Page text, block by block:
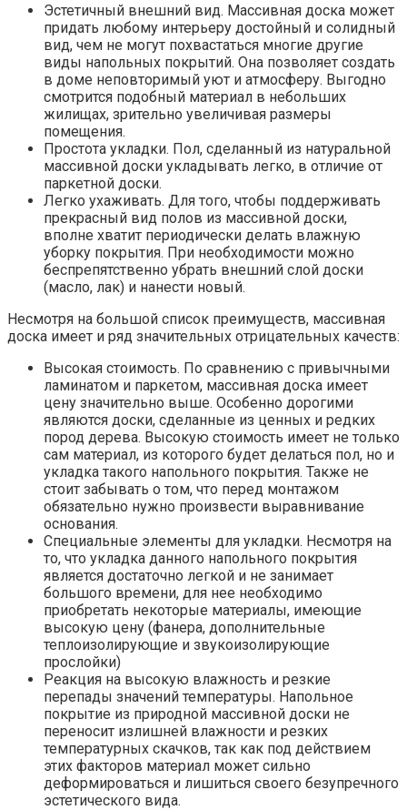
Эстетичный внешний вид. Массивная доска может
придать любому интерьеру достойный и солидный
вид, чем не могут похвастаться многие другие
виды напольных покрытий. Она позволяет создать
в доме неповторимый уют и атмосферу. Выгодно
смотрится подобный материал в небольших
жилищах, зрительно увеличивая размеры
помещения.
Простота укладки. Пол, сделанный из натуральной
массивной доски укладывать легко, в отличие от
паркетной доски.
Легко ухаживать. Для того, чтобы поддерживать
прекрасный вид полов из массивной доски,
вполне хватит периодически делать влажную
уборку покрытия. При необходимости можно
беспрепятственно убрать внешний слой доски
(масло, лак) и нанести новый.
Несмотря на большой список преимуществ, массивная
доска имеет и ряд значительных отрицательных качеств:
Высокая стоимость. По сравнению с привычными
ламинатом и паркетом, массивная доска имеет
цену значительно выше. Особенно дорогими
являются доски, сделанные из ценных и редких
пород дерева. Высокую стоимость имеет не только
сам материал, из которого будет делаться пол, но и
укладка такого напольного покрытия. Также не
стоит забывать о том, что перед монтажом
обязательно нужно произвести выравнивание
основания.
Специальные элементы для укладки. Несмотря на
то, что укладка данного напольного покрытия
является достаточно легкой и не занимает
большого времени, для нее необходимо
приобретать некоторые материалы, имеющие
высокую цену (фанера, дополнительные
теплоизолирующие и звукоизолирующие
прослойки)
Реакция на высокую влажность и резкие
перепады значений температуры. Напольное
покрытие из природной массивной доски не
переносит излишней влажности и резких
температурных скачков, так как под действием
этих факторов материал может сильно
деформироваться и лишиться своего безупречного
эстетического вида.